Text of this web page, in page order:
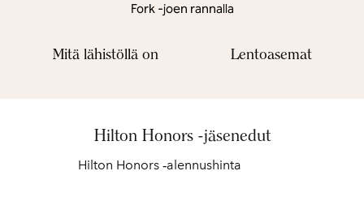
Fork -joen rannalla
Mitä lähistöllä on Lentoasemat
Hilton Honors -jäsenedut
Hilton Honors ‑alennushinta